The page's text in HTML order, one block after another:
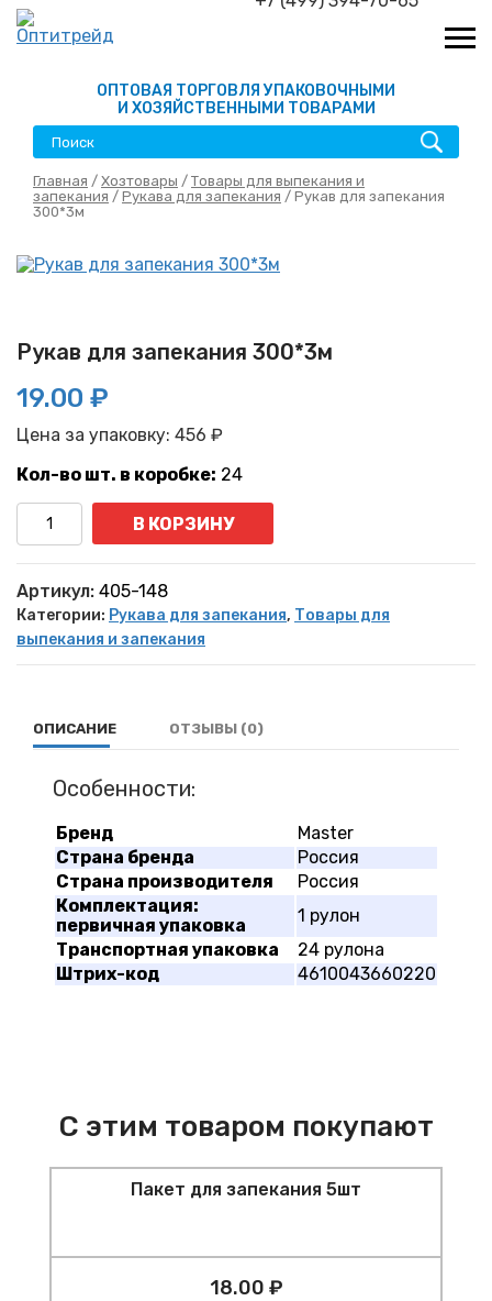
ОПТОВАЯ ТОРГОВЛЯ УПАКОВОЧНЫМИ
И ХОЗЯЙСТВЕННЫМИ ТОВАРАМИ
Главная / Хозтовары / Товары для выпекания и
запекания / Рукава для запекания / Рукав для запекания
300*3м
Рукав для запекания 300*3м
19.00 ₽
Цена за упаковку: 456 ₽
Кол-во шт. в коробке: 24
Количество
В КОРЗИНУ
Артикул: 405-148
Категории: Рукава для запекания, Товары для
выпекания и запекания
ОПИСАНИЕ ОТЗЫВЫ (0)
Особенности:
Бренд
Master
Страна бренда
Россия
Страна производителя
Россия
Комплектация:
первичная упаковка
1 рулон
Транспортная упаковка
24 рулона
Штрих-код
4610043660220
С этим товаром покупают
Пакет для запекания 5шт
18.00 ₽